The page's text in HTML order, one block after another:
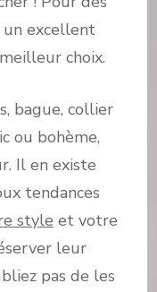
excellent
choix.
bague, collier
ou bohème,
Il en existe
tendances
style et votre
leur
pas de les